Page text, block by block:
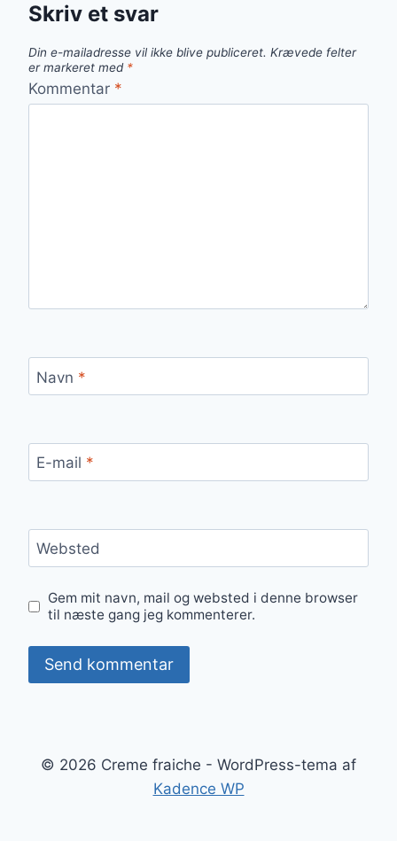
Skriv et svar
Din e-mailadresse vil ikke blive publiceret. Krævede felter
er markeret med *
Kommentar *
Navn *
E-mail *
Websted
Gem mit navn, mail og websted i denne browser
til næste gang jeg kommenterer.
© 2026 Creme fraiche - WordPress-tema af
Kadence WP